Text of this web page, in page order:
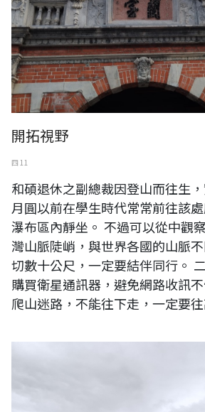
開拓視野
四 11
和碩退休之副總裁因登山而往生
月圓以前在學生時代常常前往該
瀑布區內靜坐。 不過可以從中觀
灣山脈陡峭，與世界各國的山脈
切數十公尺，一定要結伴同行。
購買衛星通訊器，避免網路收訊
爬山迷路，不能往下走，一定要往